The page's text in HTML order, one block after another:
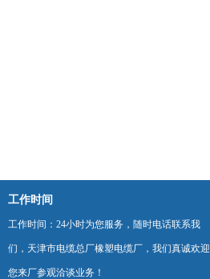
工作时间
工作时间：24小时为您服务，随时电话联系我
们，天津市电缆总厂橡塑电缆厂，我们真诚欢迎
您来厂参观洽谈业务！